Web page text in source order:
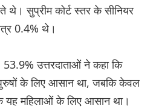
थे। सुप्रीम कोर्ट स्तर के सीनियर
0.4% थे।
उत्तरदाताओं ने कहा कि
पुरुषों के लिए आसान था, जबकि केवल
यह महिलाओं के लिए आसान था।